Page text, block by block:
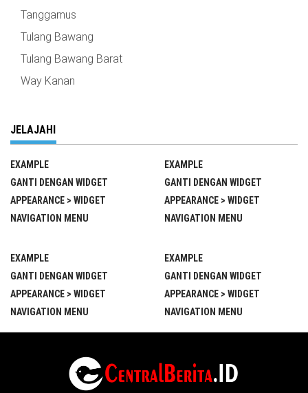
Tanggamus
Tulang Bawang
Tulang Bawang Barat
Way Kanan
JELAJAHI
EXAMPLE
GANTI DENGAN WIDGET
APPEARANCE > WIDGET
NAVIGATION MENU
EXAMPLE
GANTI DENGAN WIDGET
APPEARANCE > WIDGET
NAVIGATION MENU
EXAMPLE
GANTI DENGAN WIDGET
APPEARANCE > WIDGET
NAVIGATION MENU
EXAMPLE
GANTI DENGAN WIDGET
APPEARANCE > WIDGET
NAVIGATION MENU